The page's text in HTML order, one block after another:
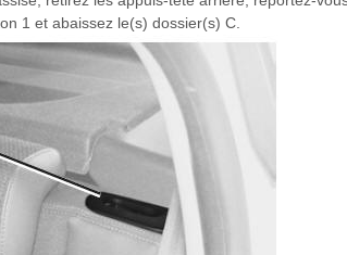
1 et abaissez le(s) dossier(s) C.